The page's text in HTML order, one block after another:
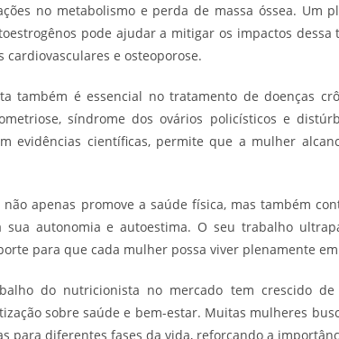
no metabolismo e perda de massa óssea. Um
pode ajudar a mitigar os impactos
cardiovasculares e osteoporose.
também é essencial no tratamento de doenças
síndrome dos ovários policísticos e
evidências científicas, permite que a mulher
apenas promove a saúde física, mas também
sua autonomia e autoestima. O seu trabalho
para que cada mulher possa viver plenamente
do nutricionista no mercado tem crescido de
sobre saúde e bem-estar. Muitas mulheres
para diferentes fases da vida, reforçando a